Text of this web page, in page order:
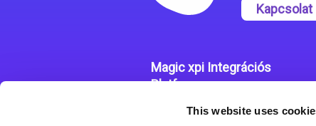
This website uses
Kapcsolat
Magic xpi Integrációs
Platform
Integrációs Platform